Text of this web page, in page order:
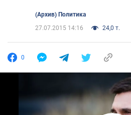
(Архив) Политика
27.07.2015 14:16
24,0 т.
0